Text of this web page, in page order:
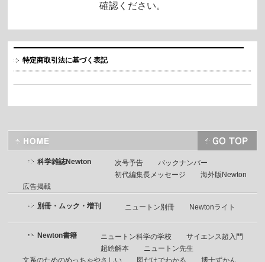
確認ください。
特定商取引法に基づく表記
科学雑誌Newton 次号予告
バックナンバー
初代編集長メッセージ
海外版Newton
広告掲載
別冊・ムック・増刊 ニュートン別冊 Newtonライト
Newton書籍 ニュートン科学の学校
サイエンス超入門
超絵解本
ニュートン先生
文系のためのめっちゃやさしい
図だけでわかる 博士ずかん